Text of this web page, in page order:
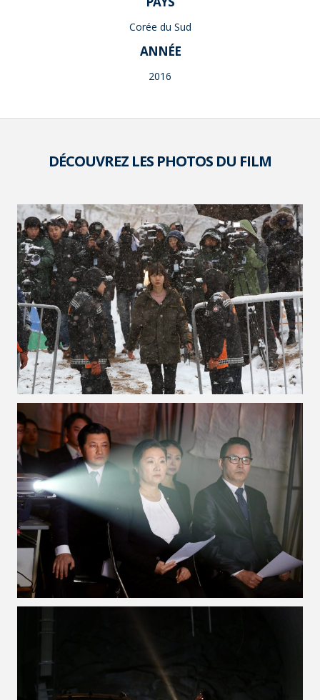
Corée du Sud
ANNÉE
2016
DÉCOUVREZ LES PHOTOS DU FILM
VOIR LA PHOTO EN GRAND FORMAT
VOIR LA PHOTO EN GRAND FORMAT